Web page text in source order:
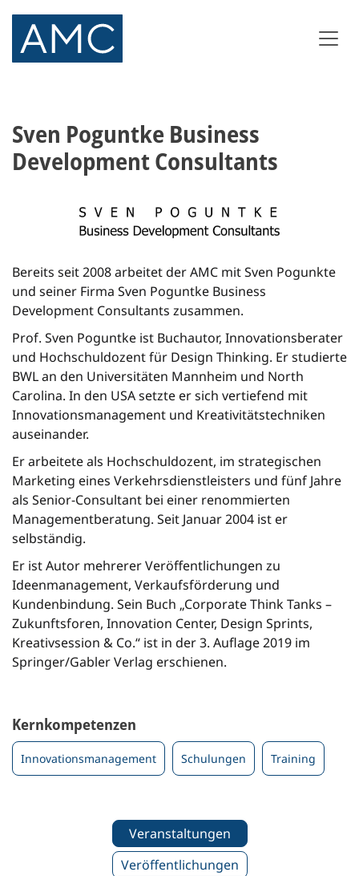
Sven Poguntke Business
Development Consultants
Bereits seit 2008 arbeitet der AMC mit Sven Pogunkte
und seiner Firma Sven Poguntke Business
Development Consultants zusammen.
Prof. Sven Poguntke ist Buchautor, Innovationsberater
und Hochschuldozent für Design Thinking. Er studierte
BWL an den Universitäten Mannheim und North
Carolina. In den USA setzte er sich vertiefend mit
Innovationsmanagement und Kreativitätstechniken
auseinander.
Er arbeitete als Hochschuldozent, im strategischen
Marketing eines Verkehrsdienstleisters und fünf Jahre
als Senior-Consultant bei einer renommierten
Managementberatung. Seit Januar 2004 ist er
selbständig.
Er ist Autor mehrerer Veröffentlichungen zu
Ideenmanagement, Verkaufsförderung und
Kundenbindung. Sein Buch „Corporate Think Tanks –
Zukunftsforen, Innovation Center, Design Sprints,
Kreativsession & Co.“ ist in der 3. Auflage 2019 im
Springer/Gabler Verlag erschienen.
Kernkompetenzen
Innovationsmanagement Schulungen Training
Veranstaltungen
Veröffentlichungen